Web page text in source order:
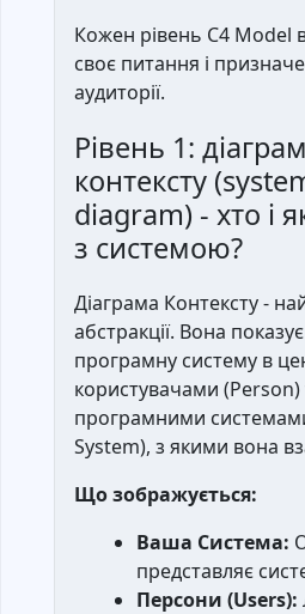
Кожен рівень C4 Model
своє питання і
аудиторії.
Рівень 1:
контексту
diagram) - хто і
з системою?
Діаграма Контексту -
абстракції. Вона
програмну систему в
користувачами
програмними
System), з якими вона
Що зображується:
Ваша Система:
представляє
Персони (Users):